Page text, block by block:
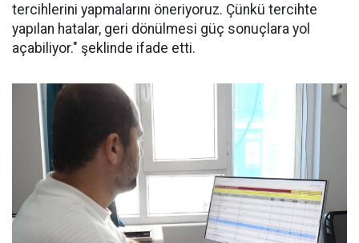
tercihlerini yapmalarını öneriyoruz. Çünkü tercihte
yapılan hatalar, geri dönülmesi güç sonuçlara yol
açabiliyor." şeklinde ifade etti.